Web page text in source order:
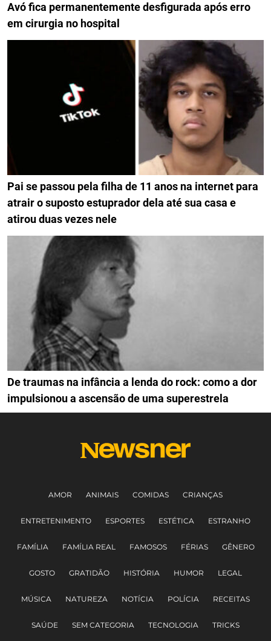
Avó fica permanentemente desfigurada após erro
em cirurgia no hospital
Pai se passou pela filha de 11 anos na internet para
atrair o suposto estuprador dela até sua casa e
atirou duas vezes nele
De traumas na infância a lenda do rock: como a dor
impulsionou a ascensão de uma superestrela
AMOR ANIMAIS COMIDAS CRIANÇAS
ENTRETENIMENTO ESPORTES ESTÉTICA ESTRANHO
FAMÍLIA FAMÍLIA REAL FAMOSOS FÉRIAS GÊNERO
GOSTO GRATIDÃO HISTÓRIA HUMOR LEGAL
MÚSICA NATUREZA NOTÍCIA POLÍCIA RECEITAS
SAÚDE SEM CATEGORIA TECNOLOGIA TRICKS